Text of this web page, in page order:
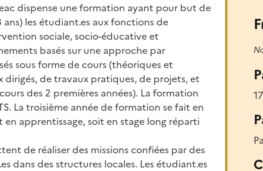
dispense une formation ayant pour but de
ans) les étudiant.es aux fonctions de
sociale, socio-éducative et
basés sur une approche par
sous forme de cours (théoriques et
dirigés, de travaux pratiques, de projets, et
des 2 premières années). La formation
La troisième année de formation se fait en
apprentissage, soit en stage long réparti
de réaliser des missions confiées par des
dans des structures locales. Les étudiant.es